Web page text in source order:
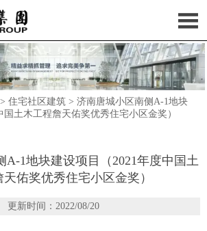

> 住宅社区建筑 > 济南唐城小区南侧A-1地块
土木工程詹天佑奖优秀住宅小区金奖）
A-1地块建设项目（2021年度中国土
佑奖优秀住宅小区金奖）
更新时间：2022/08/20